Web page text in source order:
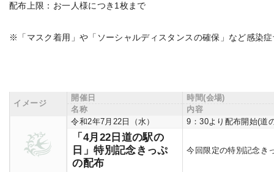
配布上限：お一人様につき1枚まで
※「マスク着用」や「ソーシャルディスタンスの確保」など感染
イメージ
開催日
時間(会場)
名称
内容
令和2年7月22日（水）
9：30より配布開始(道
「4月22日道の駅の
日」特別記念きっぷ
の配布
今回限定の特別記念き